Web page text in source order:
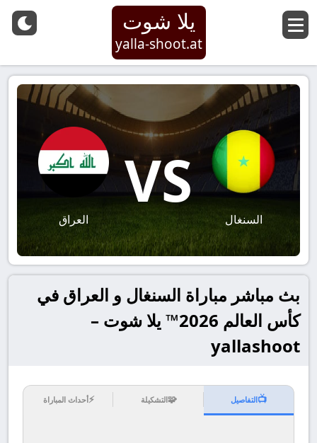
يلا شوت
yalla-shoot.at
السنغال
VS
العراق
بث مباشر مباراة السنغال و العراق في
كأس العالم 2026™ يلا شوت –
yallashoot
📺التفاصيل 🧩التشكيلة ⚡أحداث المباراة